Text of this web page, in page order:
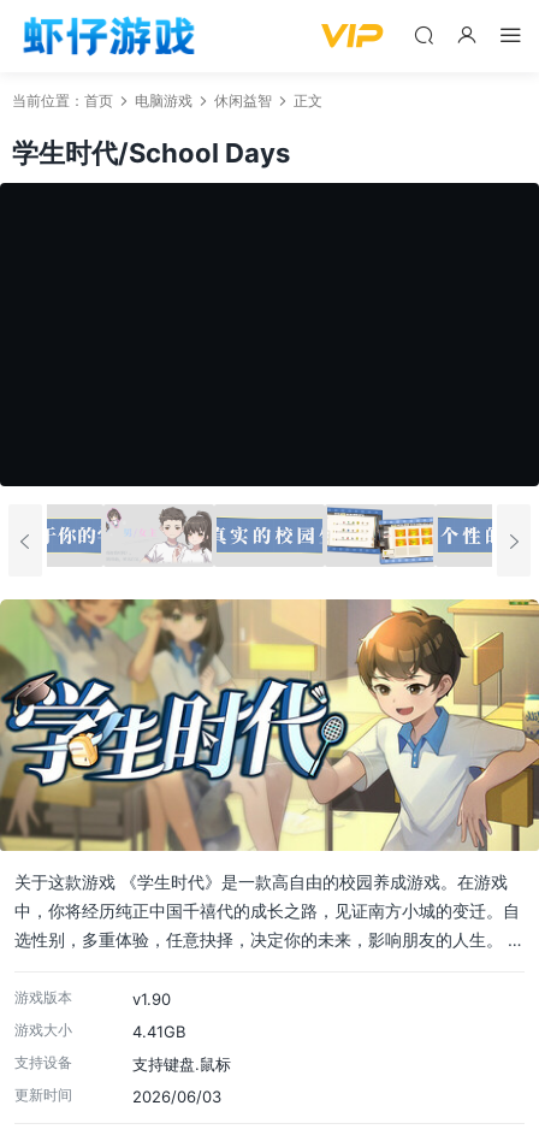
当前位置： 首页 电脑游戏 休闲益智 正文
学生时代/School Days
关于这款游戏 《学生时代》是一款高自由的校园养成游戏。在游戏
中，你将经历纯正中国千禧代的成长之路，见证南方小城的变迁。自
选性别，多重体验，任意抉择，决定你的未来，影响朋友的人生。 …
游戏版本 v1.90
游戏大小 4.41GB
支持设备 支持键盘.鼠标
更新时间 2026/06/03